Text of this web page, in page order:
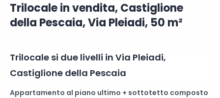
Trilocale in vendita, Castiglione
della Pescaia, Via Pleiadi, 50 m²
Trilocale si due livelli in Via Pleiadi,
Castiglione della Pescaia
Appartamento al piano ultimo + sottotetto composto